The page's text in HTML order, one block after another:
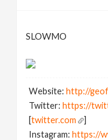
SLOWMO
Website:http://
Twitter:https://
[twitter.com
]
Instagram:https://